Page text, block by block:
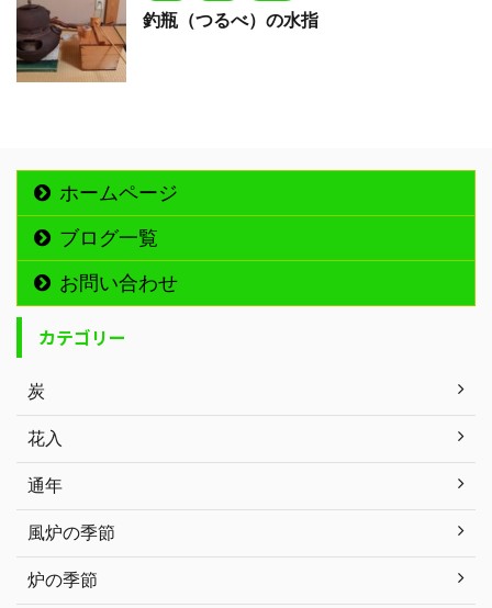
釣瓶（つるべ）の水指
ホームページ
ブログ一覧
お問い合わせ
カテゴリー
炭
花入
通年
風炉の季節
炉の季節